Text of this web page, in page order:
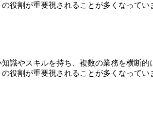
役割が重要視されることが多くなってい
識やスキルを持ち、複数の業務を横断
役割が重要視されることが多くなってい